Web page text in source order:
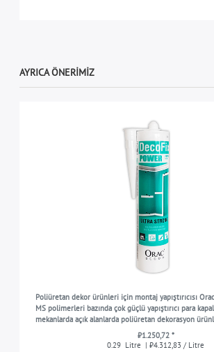
AYRICA ÖNERIMIZ
Poliüretan dekor ürünleri için montaj yapıştırıcısı
MS polimerleri bazında çok güçlü yapıştırıcı para
mekanlarda açık alanlarda poliüretan dekorasyon
₺1.250,72 *
0.29 Litre | ₺4.312,83 / Litre